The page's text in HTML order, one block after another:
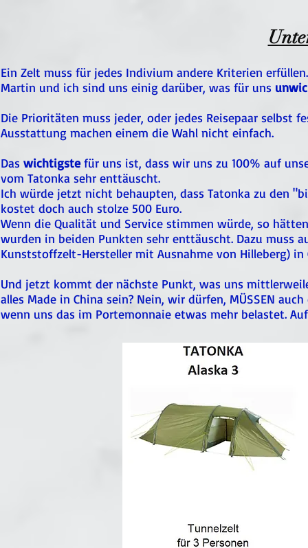
Ein Zelt muss für jedes Indivium andere Kriterien
Martin und ich sind uns einig darüber, was für uns
Die Prioritäten muss jeder, oder jedes Reisepaar selbst
Ausstattung machen einem die Wahl nicht einfach.
Das wichtigstefür uns ist, dass wir uns zu 100% auf
vom Tatonka sehr enttäuscht.
Ich würde jetzt nicht behaupten, dass Tatonka zu den
kostet doch auch stolze 500 Euro.
Wenn die Qualität und Service stimmen würde, so
wurden in beiden Punkten sehr enttäuscht. Dazu muss
Kunststoffzelt-Hersteller mit Ausnahme von Hilleberg)
Und jetzt kommt der nächste Punkt, was uns
alles Made in China sein? Nein, wir dürfen, MÜSSEN
wenn uns das im Portemonnaie etwas mehr belastet.